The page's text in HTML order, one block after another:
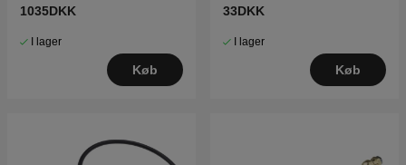
1035DKK
I lager
Køb
33DKK
I lager
Køb